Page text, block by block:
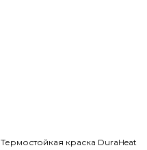
Термостойкая краска DuraHeat